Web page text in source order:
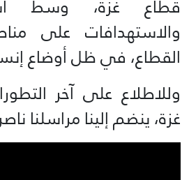
قطاع غزة، وسط
والاستهدافات على
القطاع، في ظل أوضاع
وللاطلاع على آخر
غزة، ينضم إلينا مراسلنا